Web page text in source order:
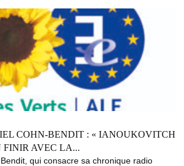
COHN-BENDIT : « IANOUKOVITCH
FINIR AVEC LA...
qui consacre sa chronique radio